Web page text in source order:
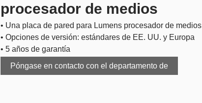
procesador de medios
• Una placa de pared para Lumens procesador de medios
• Opciones de versión: estándares de EE. UU. y Europa
• 5 años de garantía
Póngase en contacto con el departamento de